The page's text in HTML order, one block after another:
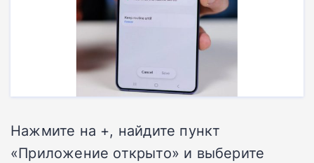
Нажмите на +, найдите пункт
«Приложение открыто» и выберите